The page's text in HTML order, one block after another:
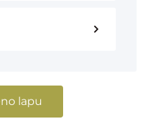
lapu